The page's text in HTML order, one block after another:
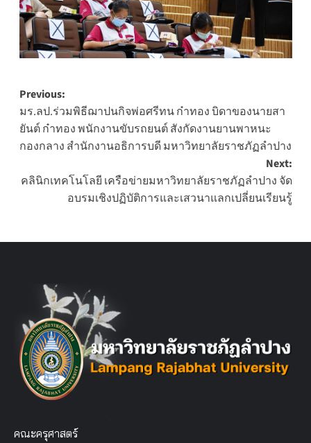
Post
navigation
Previous:
มร.ลป.ร่วมพิธีฌาปนกิจพ่อศรีทน ก๋าทอง บิดาของนายสา
ยันต์ ก๋าทอง พนักงานขับรถยนต์ สังกัดงานยานพาหนะ
กองกลาง สำนักงานอธิการบดี มหาวิทยาลัยราชภัฏลำปาง
Next:
คลินิกเทคโนโลยี เครือข่ายมหาวิทยาลัยราชภัฏลำปาง จัด
อบรมเชิงปฏิบัติการและเสวนาแลกเปลี่ยนเรียนรู้
คณะครุศาสตร์